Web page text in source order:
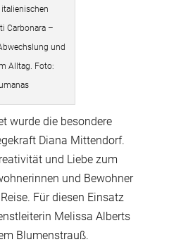
Carbonara –
und
Alltag. Foto:
wurde die besondere
Diana Mittendorf.
und Liebe zum
und Bewohner
Für diesen Einsatz
Melissa Alberts
Blumenstrauß.